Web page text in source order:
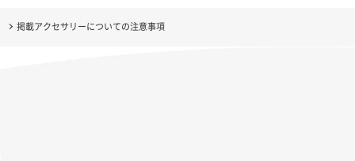
掲載アクセサリーについての注意事項